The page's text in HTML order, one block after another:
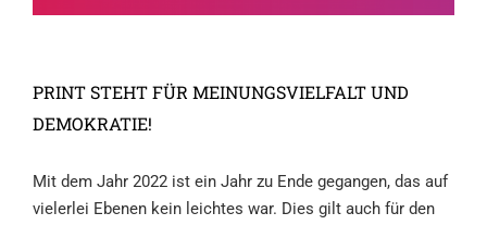
PRINT STEHT FÜR MEINUNGSVIELFALT UND
DEMOKRATIE!
Mit dem Jahr 2022 ist ein Jahr zu Ende gegangen, das auf
vielerlei Ebenen kein leichtes war. Dies gilt auch für den